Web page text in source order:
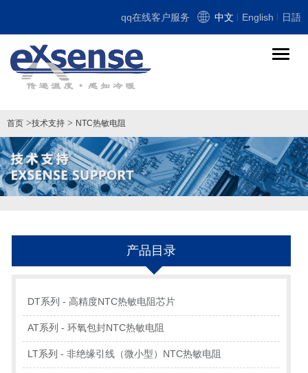
qq在线客户服务 中文 English 日語
导
首页 >技术支持 > NTC热敏电阻
产品目录
DT系列 - 高精度NTC热敏电阻芯片
AT系列 - 环氧包封NTC热敏电阻
LT系列 - 非绝缘引线（微小型）NTC热敏电阻